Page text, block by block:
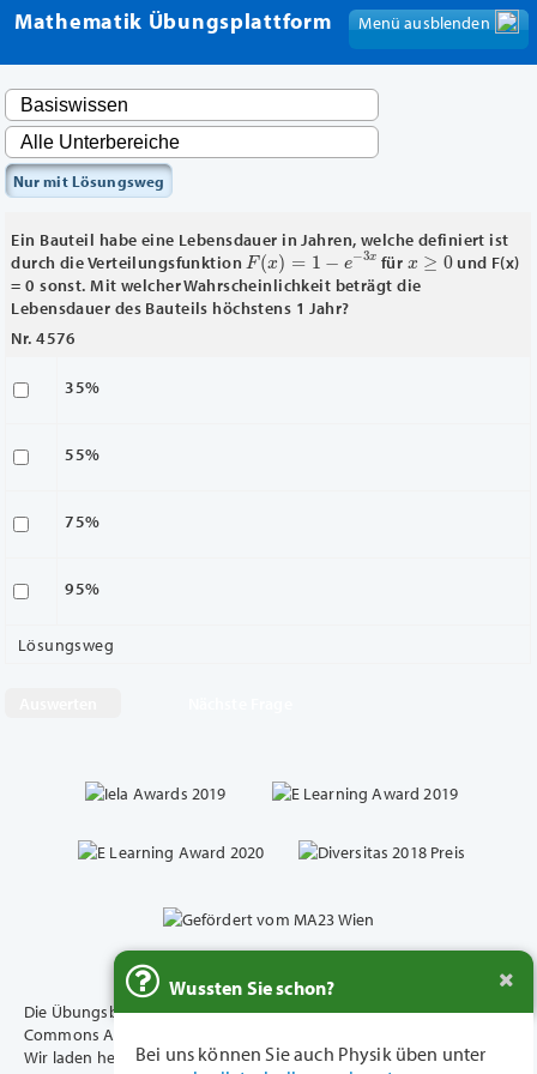
Mathematik Übungsplattform Menü anzeigen
Menü ausblenden
Nur mit Lösungsweg
Ein Bauteil habe eine Lebensdauer in Jahren, welche definiert ist
durch die Verteilungsfunktion F(x)=1−e−3x fürx ≥0 und F(x)
= 0 sonst. Mit welcher Wahrscheinlichkeit beträgt die
Lebensdauer des Bauteils höchstens 1 Jahr?
Nr. 4576
35%
55%
75%
95%
Lösungsweg
Die Übungsbeispiele dieser Plattform unterliegen der Creative
Commons Attribution 4.0 International (CC BY 4.0) - Lizensierung.
Wir laden herzlich zur Nutzung in diesem Rahmen ein.
Wussten Sie schon?
Bei uns können Sie auch Physik üben unter